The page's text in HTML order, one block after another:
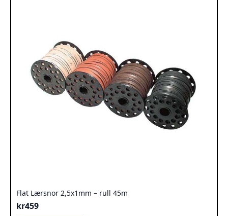
Flat Lærsnor 2,5x1mm – rull 45m
kr459